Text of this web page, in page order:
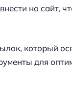
на сайт,
который
для